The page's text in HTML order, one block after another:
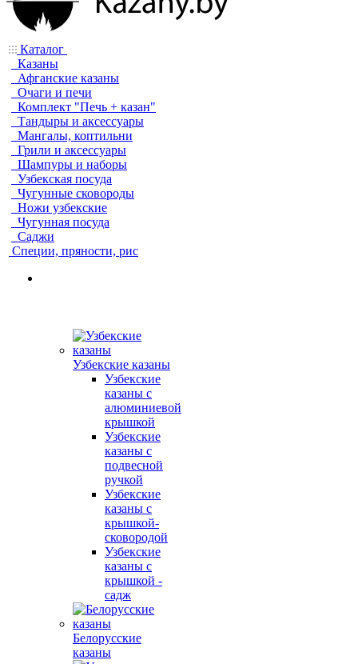
Каталог
Казаны
Афганские казаны
Очаги и печи
Комплект "Печь + казан"
Тандыры и аксессуары
Мангалы, коптильни
Грили и аксессуары
Шампуры и наборы
Узбекская посуда
Чугунные сковороды
Ножи узбекские
Чугунная посуда
Саджи
Специи, пряности, рис
Узбекские казаны
Узбекские
казаны с
алюминиевой
крышкой
Узбекские
казаны с
подвесной
ручкой
Узбекские
казаны с
крышкой-
сковородой
Узбекские
казаны с
крышкой -
садж
Белорусские
казаны